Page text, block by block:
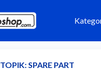
TOPIK: SPARE PART